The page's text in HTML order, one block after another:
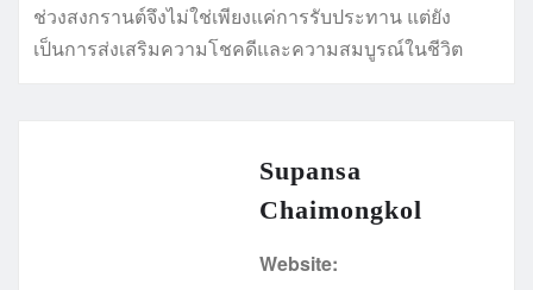
ช่วงสงกรานต์จึงไม่ใช่เพียงแค่การรับประทาน แต่ยัง
เป็นการส่งเสริมความโชคดีและความสมบูรณ์ในชีวิต
Supansa
Chaimongkol
Website: